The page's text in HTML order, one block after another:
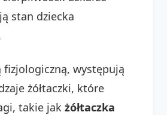
stan dziecka
fizjologiczną, występują
żółtaczki, które
takie jak żółtaczka